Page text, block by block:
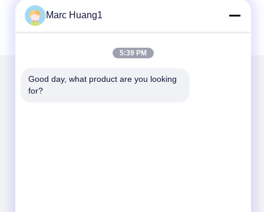
Στείλτε μας μήνυμα
Marc Huang1
5:39 PM
Good day, what product are you looking
for?